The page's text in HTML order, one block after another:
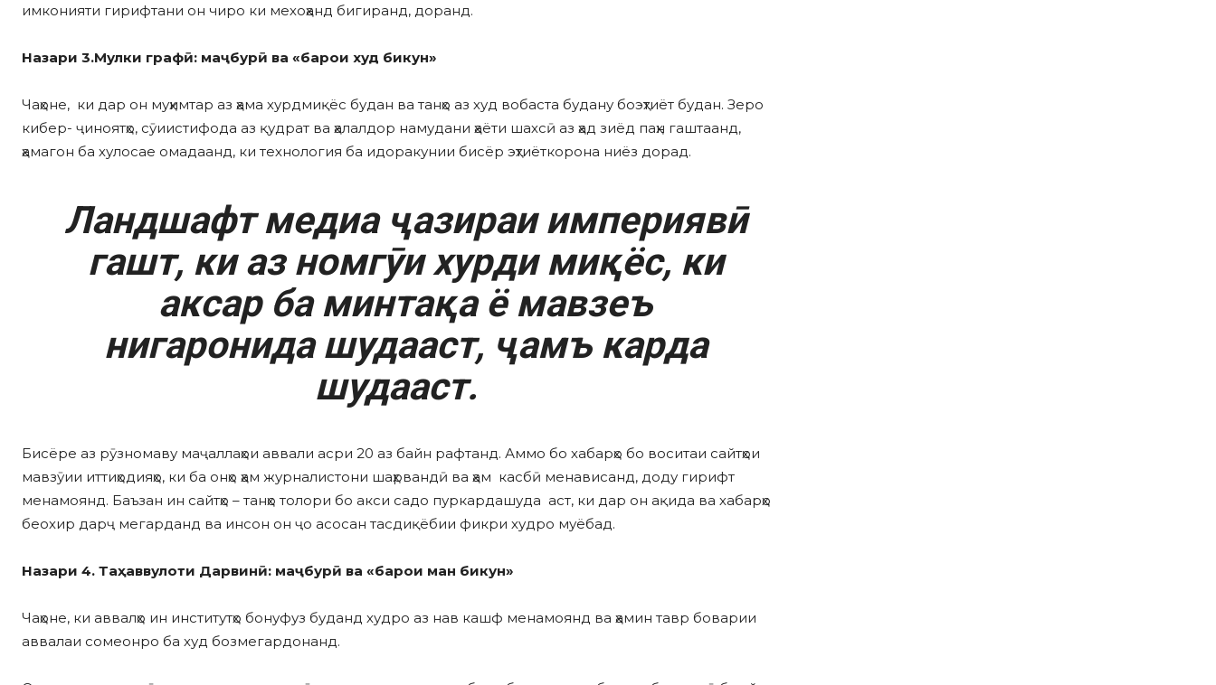
имконияти гирифтани он чиро ки мехоҳанд бигиранд, доранд.
Назари 3.Мулки графӣ: маҷбурӣ ва «барои худ бикун»
Чаҳоне, ки дар он муҳимтар аз ҳама хурдмиқёс будан ва танҳо аз худ вобаста будану боэҳтиёт будан. Зеро
кибер- ҷиноятҳо, сӯиистифода аз қудрат ва ҳалалдор намудани ҳаёти шахсӣ аз ҳад зиёд паҳн гаштаанд,
ҳамагон ба хулосае омадаанд, ки технология ба идоракунии бисёр эҳтиёткорона ниёз дорад.
Ландшафт медиа ҷазираи империявӣ
гашт, ки аз номгӯи хурди миқёс, ки
аксар ба минтақа ё мавзеъ
нигаронида шудааст, ҷамъ карда
шудааст.
Бисёре аз рӯзномаву маҷаллаҳои аввали асри 20 аз байн рафтанд. Аммо бо хабарҳо бо воситаи сайтҳои
мавзӯии иттиҳодияҳо, ки ба онҳо ҳам журналистони шаҳрвандӣ ва ҳам касбӣ менависанд, доду гирифт
менамоянд. Баъзан ин сайтҳо – танҳо толори бо акси садо пуркардашуда аст, ки дар он ақида ва хабарҳо
беохир дарҷ мегарданд ва инсон он ҷо асосан тасдиқёбии фикри худро муёбад.
Назари 4. Таҳаввулоти Дарвинӣ: маҷбурӣ ва «барои ман бикун»
Чаҳоне, ки аввалҳо ин институтҳо бонуфуз буданд худро аз нав кашф менамоянд ва ҳамин тавр боварии
аввалаи сомеонро ба худ бозмегардонанд.